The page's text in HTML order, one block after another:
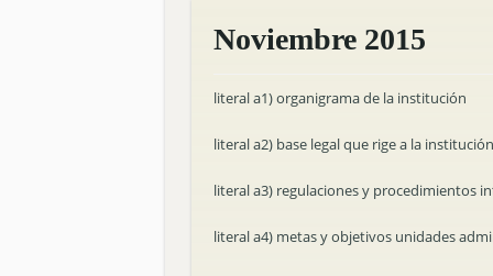
PALTAS FUE SEDE DEL FORO DE
MÁS DE 60 PRODUCTORES FORTALECEN
MBS INVITA A LA DELIVERACIÓN PÚBLICA
Fortalecemos al territorio desde la sostenibilidad.
Mancomunidad Bosque Seco y Universidad
Noviembre 2015
literal a1) organigrama de la institución
literal a2) base legal que rige a la institución
literal a3) regulaciones y procedimientos
literal a4) metas y objetivos unidades